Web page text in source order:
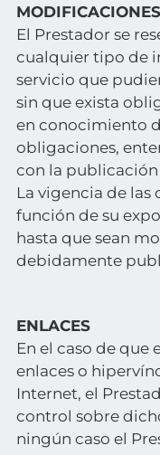
MODIFICACIONES
El Prestador se
cualquier tipo de
servicio que
sin que exista
en conocimiento
obligaciones,
con la publicación
La vigencia de las
función de su
hasta que sean
debidamente
ENLACES
En el caso de que
enlaces o
Internet, el
control sobre
ningún caso el